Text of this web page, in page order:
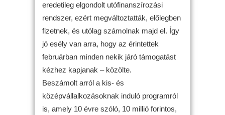
eredetileg elgondolt utófinanszírozási
rendszer, ezért megváltoztatták, előlegben
fizetnek, és utólag számolnak majd el. Így
jó esély van arra, hogy az érintettek
februárban minden nekik járó támogatást
kézhez kapjanak – közölte.
Beszámolt arról a kis- és
középvállalkozásoknak induló programról
is, amely 10 évre szóló, 10 millió forintos,